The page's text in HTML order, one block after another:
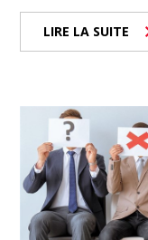
LIRE LA SUITE